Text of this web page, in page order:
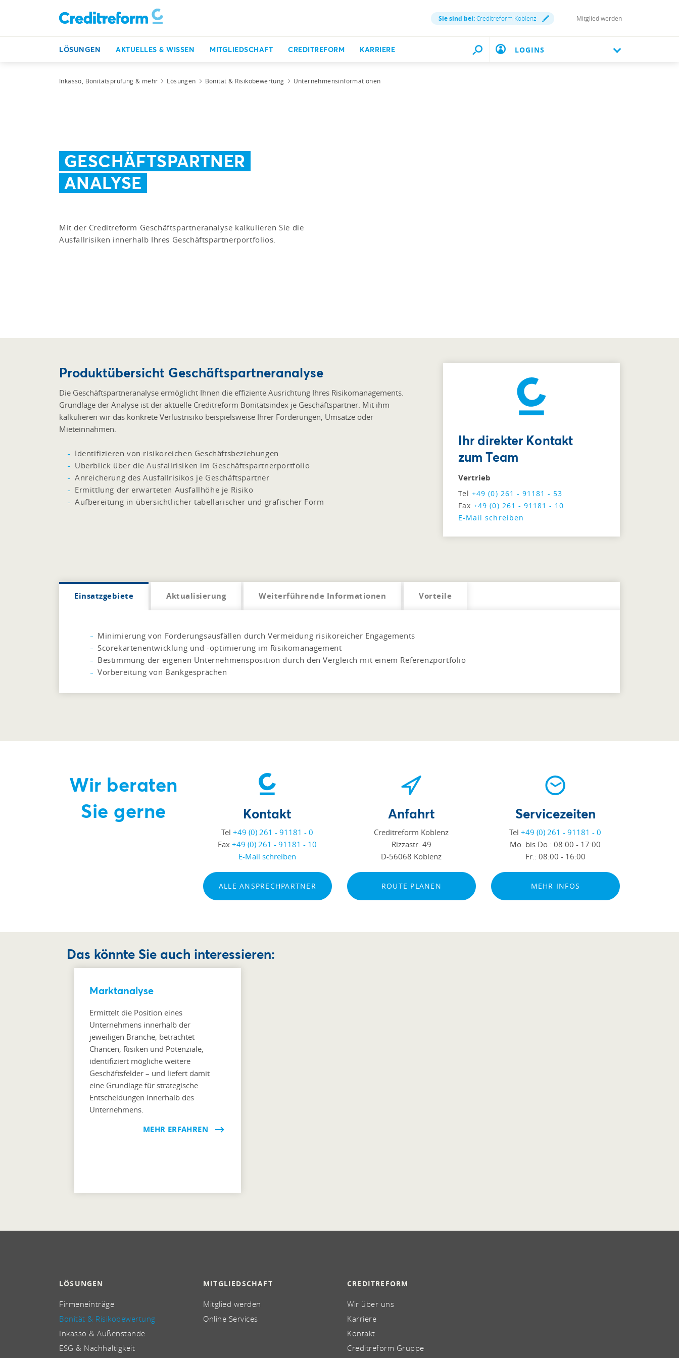
Sie sind bei:Creditreform Koblenz Mitglied werden
LÖSUNGEN AKTUELLES & WISSEN MITGLIEDSCHAFT CREDITREFORM KARRIERE LOGINS
Inkasso, Bonitätsprüfung & mehr Lösungen Bonität & Risikobewertung Unternehmensinformationen
GESCHÄFTSPARTNER
ANALYSE
Mit der Creditreform Geschäftspartneranalyse kalkulieren Sie die
Ausfallrisiken innerhalb Ihres Geschäftspartnerportfolios.
Produktübersicht Geschäftspartneranalyse
Die Geschäftspartneranalyse ermöglicht Ihnen die effiziente Ausrichtung Ihres Risikomanagements.
Grundlage der Analyse ist der aktuelle Creditreform Bonitätsindex je Geschäftspartner. Mit ihm
kalkulieren wir das konkrete Verlustrisiko beispielsweise Ihrer Forderungen, Umsätze oder
Mieteinnahmen.
Identifizieren von risikoreichen Geschäftsbeziehungen
Überblick über die Ausfallrisiken im Geschäftspartnerportfolio
Anreicherung des Ausfallrisikos je Geschäftspartner
Ermittlung der erwarteten Ausfallhöhe je Risiko
Aufbereitung in übersichtlicher tabellarischer und grafischer Form
Ihr direkter Kontakt
zum Team
Vertrieb
Tel+49 (0) 261 - 91181 - 53
Fax+49 (0) 261 - 91181 - 10
E-Mail schreiben
Einsatzgebiete Aktualisierung Weiterführende Informationen Vorteile
Minimierung von Forderungsausfällen durch Vermeidung risikoreicher Engagements
Scorekartenentwicklung und -optimierung im Risikomanagement
Bestimmung der eigenen Unternehmensposition durch den Vergleich mit einem Referenzportfolio
Vorbereitung von Bankgesprächen
Wir beraten
Sie gerne
Kontakt
Tel+49 (0) 261 - 91181 - 0
Fax+49 (0) 261 - 91181 - 10
E-Mail schreiben
ALLE ANSPRECHPARTNER
Anfahrt
Creditreform Koblenz
Rizzastr. 49
D-56068 Koblenz
ROUTE PLANEN
Servicezeiten
Tel+49 (0) 261 - 91181 - 0
Mo. bis Do.:08:00 - 17:00
Fr.: 08:00 - 16:00
MEHR INFOS
Das könnte Sie auch interessieren:
Marktanalyse
Ermittelt die Position eines
Unternehmens innerhalb der
jeweiligen Branche, betrachtet
Chancen, Risiken und Potenziale,
identifiziert mögliche weitere
Geschäftsfelder – und liefert damit
eine Grundlage für strategische
Entscheidungen innerhalb des
Unternehmens.
MEHR ERFAHREN
LÖSUNGEN
Firmeneinträge
Bonität & Risikobewertung
Inkasso & Außenstände
ESG & Nachhaltigkeit
MITGLIEDSCHAFT
Mitglied werden
Online Services
CREDITREFORM
Wir über uns
Karriere
Kontakt
Creditreform Gruppe